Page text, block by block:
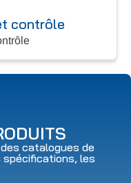
contrôle
catalogues de
les